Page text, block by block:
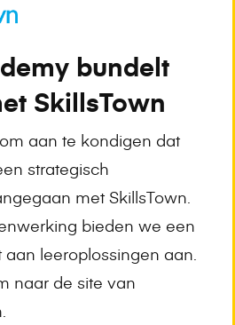
4:40 pm.
te 4:39 pm.
Norberhuis
bundelt
SkillsTown
aan te kondigen dat
strategisch
met SkillsTown.
bieden we een
leeroplossingen aan.
naar de site van